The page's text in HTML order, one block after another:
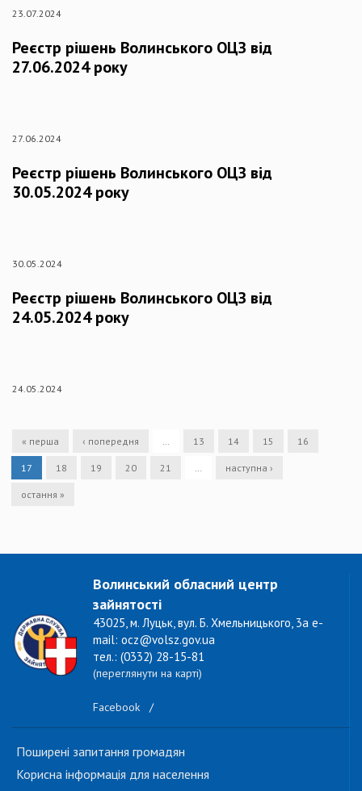
23.07.2024
Реєстр рішень Волинського ОЦЗ від
27.06.2024 року
27.06.2024
Реєстр рішень Волинського ОЦЗ від
30.05.2024 року
30.05.2024
Реєстр рішень Волинського ОЦЗ від
24.05.2024 року
24.05.2024
« перша ‹ попередня … 13 14 15 16
17 18 19 20 21 … наступна ›
остання »
Волинський обласний центр
зайнятості
43025, м. Луцьк, вул. Б. Хмельницького, 3а e-
mail: ocz@volsz.gov.ua
тел.: (0332) 28-15-81
(переглянути на карті)
Facebook /
Поширені запитання громадян
Корисна інформація для населення